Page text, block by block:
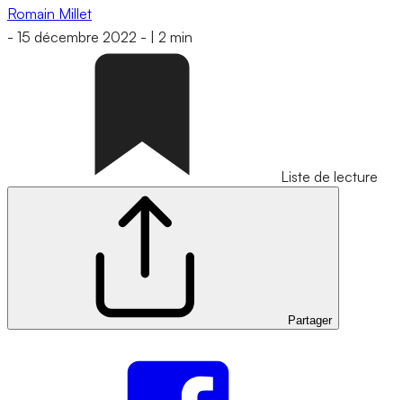
Romain Millet
- 15 décembre 2022 - 2 min
Liste de lecture
Partager